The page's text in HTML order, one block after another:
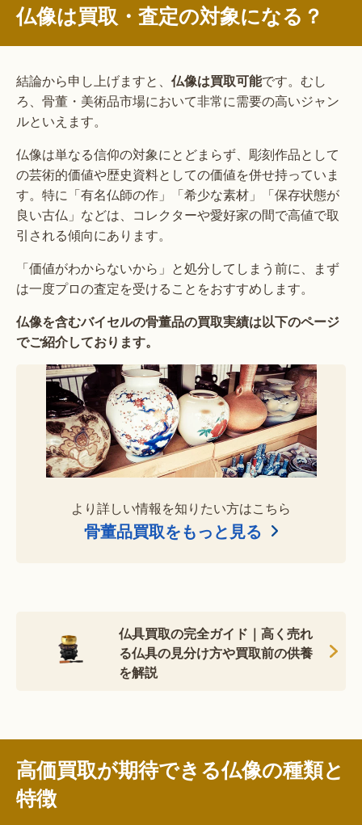
仏像は買取・査定の対象になる？
結論から申し上げますと、 仏像は買取可能です。むし
ろ、骨董・美術品市場において非常に需要の高いジャン
ルといえます。
仏像は単なる信仰の対象にとどまらず、彫刻作品として
の芸術的価値や歴史資料としての価値を併せ持っていま
す。特に「有名仏師の作」「希少な素材」「保存状態が
良い古仏」などは、コレクターや愛好家の間で高値で取
引される傾向にあります。
「価値がわからないから」と処分してしまう前に、まず
は一度プロの査定を受けることをおすすめします。
仏像を含むバイセルの骨董品の買取実績は以下のページ
でご紹介しております。
より詳しい情報を知りたい方はこちら
骨董品買取をもっと見る
仏具買取の完全ガイド｜高く売れ
る仏具の見分け方や買取前の供養
を解説
高価買取が期待できる仏像の種類と
特徴